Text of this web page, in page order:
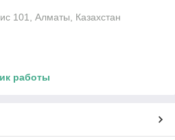
101, Алматы, Казахстан
работы